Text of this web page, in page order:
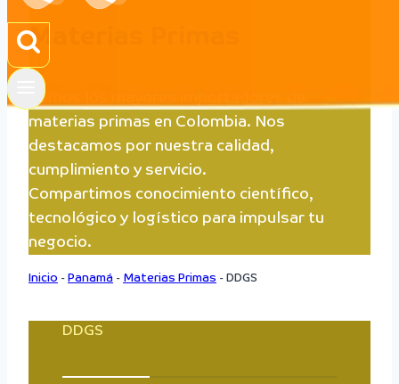
Materias Primas
Somos los mayores importadores de
materias primas en Colombia. Nos
destacamos por nuestra calidad,
cumplimiento y servicio.
Compartimos conocimiento científico,
tecnológico y logístico para impulsar tu
negocio.
Inicio - Panamá - Materias Primas - DDGS
DDGS